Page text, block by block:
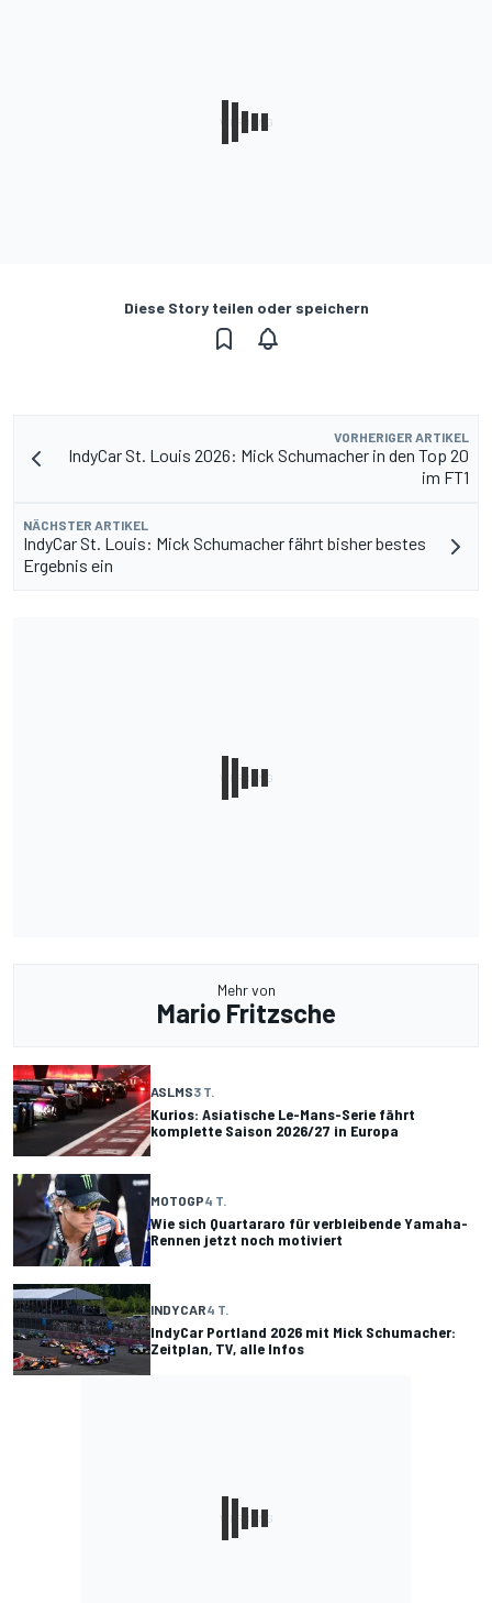
Diese Story teilen oder speichern
VORHERIGER ARTIKEL
IndyCar St. Louis 2026: Mick Schumacher in den Top 20
im FT1
NÄCHSTER ARTIKEL
IndyCar St. Louis: Mick Schumacher fährt bisher bestes
Ergebnis ein
Mehr von
Mario Fritzsche
ASLMS3 T.
Kurios: Asiatische Le-Mans-Serie fährt
komplette Saison 2026/27 in Europa
MOTOGP4 T.
Wie sich Quartararo für verbleibende Yamaha-
Rennen jetzt noch motiviert
INDYCAR4 T.
IndyCar Portland 2026 mit Mick Schumacher:
Zeitplan, TV, alle Infos